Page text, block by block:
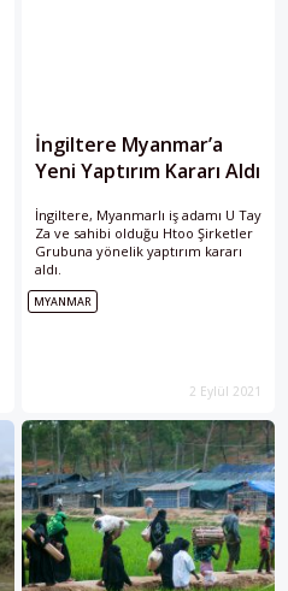
İngiltere Myanmar’a
Yeni Yaptırım Kararı Aldı
İngiltere, Myanmarlı iş adamı U Tay
Za ve sahibi olduğu Htoo Şirketler
Grubuna yönelik yaptırım kararı
aldı.
MYANMAR
2 Eylül 2021